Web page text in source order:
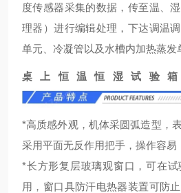
度传感器采集的数据，传至温、
理器）进行编辑处理，下达调温
单元、冷凝管以及水槽内加热蒸发
桌上恒温恒湿试验
*高质感外观，机体采圆弧造型，
采用平面无反作用把手，操作容易
*长方形复层玻璃观窗口，可在
用，窗口具防汗电热器装置可防